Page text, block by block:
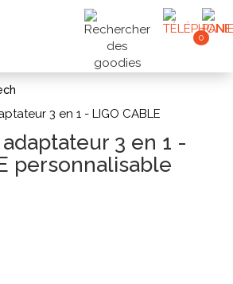
0
3 en 1 - LIGO CABLE
3 en 1 -
personnalisable